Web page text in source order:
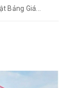
Bảng Giá...